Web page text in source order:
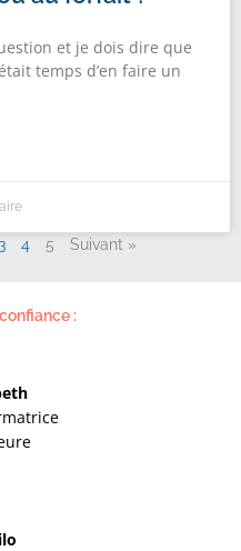
et je dois dire que
temps d’en faire un
4 5 Suivant »
: